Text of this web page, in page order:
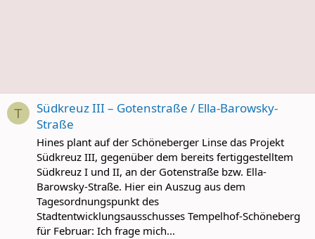
T
Südkreuz III – Gotenstraße / Ella-Barowsky-
Straße
Hines plant auf der Schöneberger Linse das Projekt
Südkreuz III, gegenüber dem bereits fertiggestelltem
Südkreuz I und II, an der Gotenstraße bzw. Ella-
Barowsky-Straße. Hier ein Auszug aus dem
Tagesordnungspunkt des
Stadtentwicklungsausschusses Tempelhof-Schöneberg
für Februar: Ich frage mich...